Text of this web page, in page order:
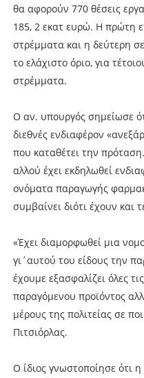
θα αφορούν 770 θέσεις
185, 2 εκατ ευρώ. Η πρώτη
στρέμματα και η δεύτερη
το ελάχιστο όριο, για
στρέμματα.
Ο αν. υπουργός σημείωσε
διεθνές ενδιαφέρον
που καταθέτει την
αλλού έχει εκδηλωθεί
ονόματα παραγωγής
συμβαίνει διότι έχουν και
«Έχει διαμορφωθεί μια
γι΄αυτού του είδους την
έχουμε εξασφαλίζει όλες
παραγόμενου προϊόντος
μέρους της πολιτείας σε
Πιτσιόρλας.
Ο ίδιος γνωστοποίησε ότι